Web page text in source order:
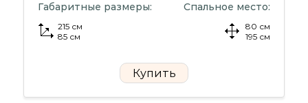
Габаритные размеры:
215 см
85 см
Спальное место:
80 см
195 см
Купить